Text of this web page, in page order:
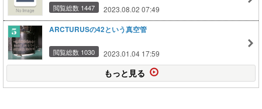
閲覧総数 1447 2023.08.02 07:49
ARCTURUSの42という真空管
閲覧総数 1030 2023.01.04 17:59
もっと見る